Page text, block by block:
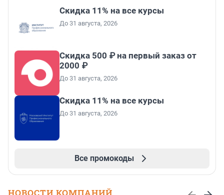
Скидка 11% на все курсы
До 31 августа, 2026
Скидка 500 ₽ на первый заказ от
2000 ₽
До 31 августа, 2026
Скидка 11% на все курсы
До 31 августа, 2026
Все промокоды